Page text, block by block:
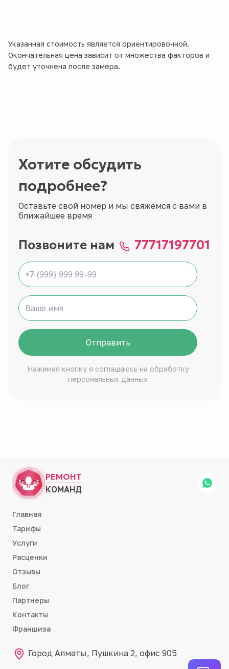
Указанная стоимость является ориентировочной.
Окончательная цена зависит от множества факторов и
будет уточнена после замера.
Хотите обсудить
подробнее?
Оставьте свой номер и мы свяжемся с вами в
ближайшее время
Позвоните нам 77717197701
Отправить
Нажимая кнопку я соглашаюсь на обработку
персональных данных
РЕМОНТ
КОМАНД
Главная
Тарифы
Услуги
Расценки
Отзывы
Блог
Партнеры
Контакты
Франшиза
Город Алматы, Пушкина 2, офис 905